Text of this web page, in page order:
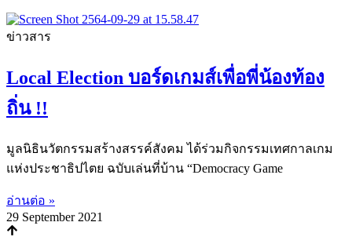
ข่าวสาร
Local Election บอร์ดเกมส์เพื่อพี่น้องท้อง
ถิ่น !!
มูลนิธินวัตกรรมสร้างสรรค์สังคม ได้ร่วมกิจกรรมเทศกาลเกม
แห่งประชาธิปไตย ฉบับเล่นที่บ้าน “Democracy Game
อ่านต่อ »
29 September 2021